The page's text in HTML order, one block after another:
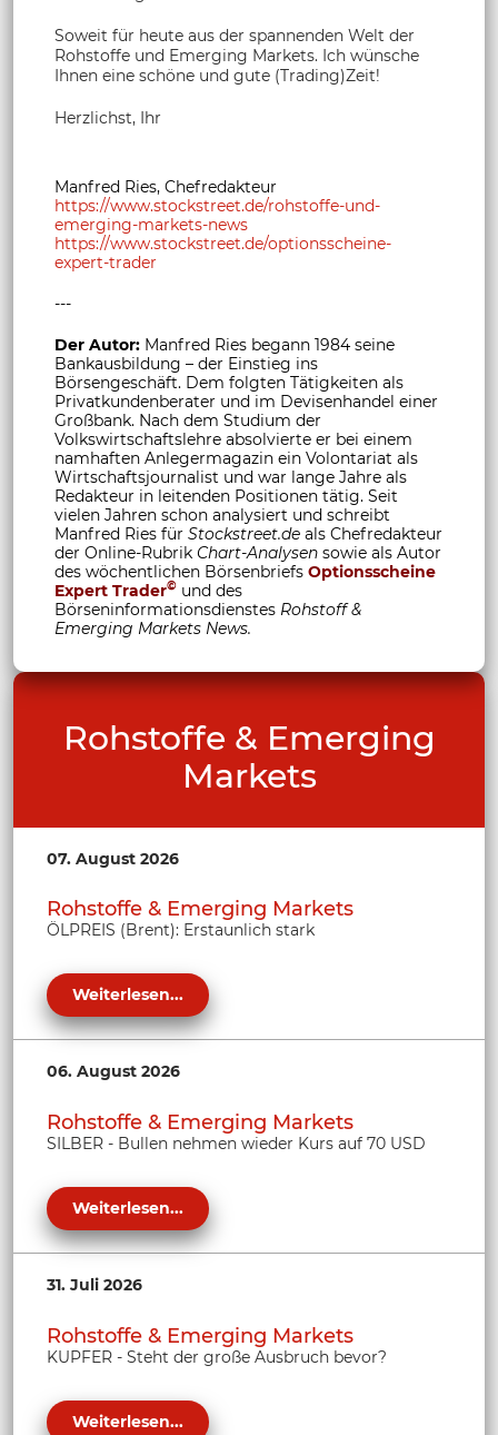
Soweit für heute aus der spannenden Welt der
Rohstoffe und Emerging Markets. Ich wünsche
Ihnen eine schöne und gute (Trading)Zeit!
Herzlichst, Ihr
Manfred Ries, Chefredakteur
https://www.stockstreet.de/rohstoffe-und-
emerging-markets-news
https://www.stockstreet.de/optionsscheine-
expert-trader
---
Der Autor: Manfred Ries begann 1984 seine
Bankausbildung – der Einstieg ins
Börsengeschäft. Dem folgten Tätigkeiten als
Privatkundenberater und im Devisenhandel einer
Großbank. Nach dem Studium der
Volkswirtschaftslehre absolvierte er bei einem
namhaften Anlegermagazin ein Volontariat als
Wirtschaftsjournalist und war lange Jahre als
Redakteur in leitenden Positionen tätig. Seit
vielen Jahren schon analysiert und schreibt
Manfred Ries für Stockstreet.de als Chefredakteur
der Online-Rubrik Chart-Analysen sowie als Autor
des wöchentlichen Börsenbriefs Optionsscheine
Expert Trader© und des
Börseninformationsdienstes Rohstoff &
Emerging Markets News.
Rohstoffe & Emerging
Markets
07. August 2026
Rohstoffe & Emerging Markets
ÖLPREIS (Brent): Erstaunlich stark
Weiterlesen...
06. August 2026
Rohstoffe & Emerging Markets
SILBER - Bullen nehmen wieder Kurs auf 70 USD
Weiterlesen...
31. Juli 2026
Rohstoffe & Emerging Markets
KUPFER - Steht der große Ausbruch bevor?
Weiterlesen...